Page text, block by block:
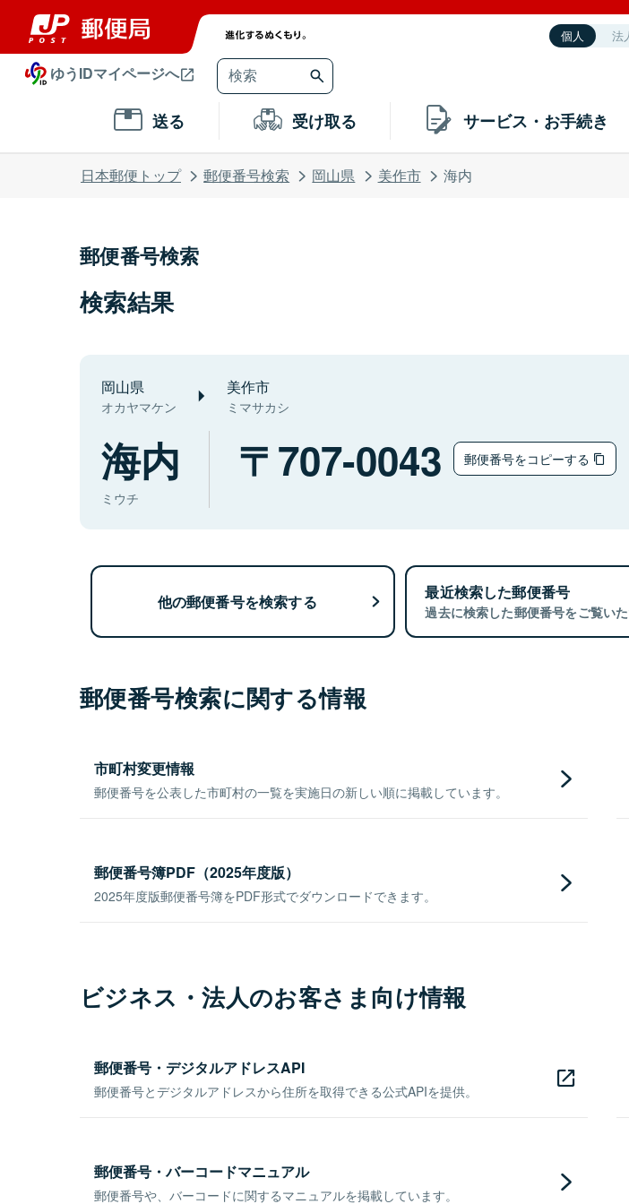
個人 法
ゆうIDマイページへ
送る 受け取る サービス・お手続き
日本郵便トップ 郵便番号検索 岡山県 美作市 海内
郵便番号検索
検索結果
岡山県
オカヤマケン
美作市
ミマサカシ
海内
ミウチ
707-0043 郵便番号をコピーする
他の郵便番号を検索する 最近検索した郵便番号
過去に検索した郵便番号をご覧いた
郵便番号検索に関する情報
市町村変更情報
郵便番号を公表した市町村の一覧を実施日の新しい順に掲載しています。
郵便番号簿PDF（2025年度版）
2025年度版郵便番号簿をPDF形式でダウンロードできます。
ビジネス・法人のお客さま向け情報
郵便番号・デジタルアドレスAPI
郵便番号とデジタルアドレスから住所を取得できる公式APIを提供。
郵便番号・バーコードマニュアル
郵便番号や、バーコードに関するマニュアルを掲載しています。